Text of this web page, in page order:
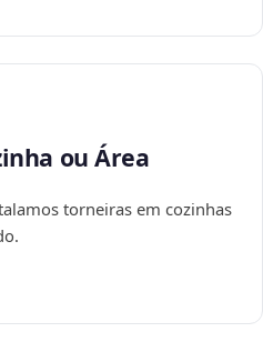
ou Área
torneiras em cozinhas